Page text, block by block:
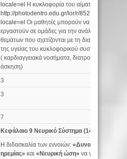
locale=el Η κυκλοφορία του αίματος
http://photodentro.edu.gr/lor/r/8521/4937?
locale=el Οι μαθητές μπορούν να
εργαστούν σε ομάδες για την ανάλυση
θεμάτων που σχετίζονται με τη διατήρηση
της υγείας του κυκλοφορικού συστήματος
( καρδιαγγειακά νοσήματα, διατροφή/
άσκηση)
3
3
7
Κεφάλαιο 9 Νευρικό Σύστημα (14 ώρες)
Η διδασκαλία των εννοιών: «Δυναμικό
ηρεμίας» και «Νευρική ώση» να γίνει